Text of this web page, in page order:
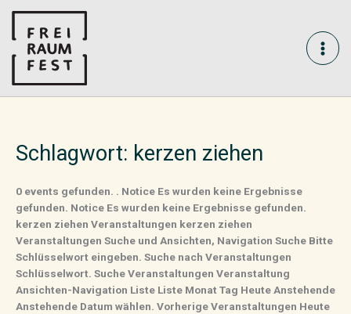
content
Schlagwort: kerzen ziehen
0 events gefunden. . Notice Es wurden keine Ergebnisse
gefunden. Notice Es wurden keine Ergebnisse gefunden.
kerzen ziehen Veranstaltungen kerzen ziehen
Veranstaltungen Suche und Ansichten, Navigation Suche Bitte
Schlüsselwort eingeben. Suche nach Veranstaltungen
Schlüsselwort. Suche Veranstaltungen Veranstaltung
Ansichten-Navigation Liste Liste Monat Tag Heute Anstehende
Anstehende Datum wählen. Vorherige Veranstaltungen Heute